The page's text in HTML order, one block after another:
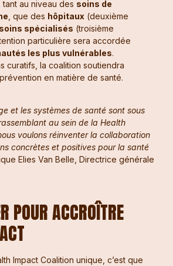
tant au niveau des soins de
, que des hôpitaux (deuxième
soins spécialisés (troisième
particulière sera accordée
les plus vulnérables.
curatifs, la coalition soutiendra
en matière de santé.
et les systèmes de santé sont sous
au sein de la Health
voulons réinventer la collaboration
concrètes et positives pour la santé
Elies Van Belle, Directrice générale
POUR ACCROÎTRE
Impact Coalition unique, c’est que